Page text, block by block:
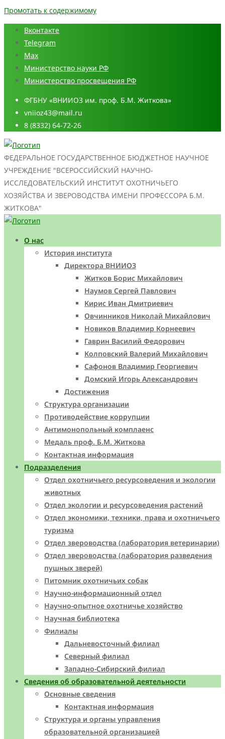
Промотать к содержимому
Вконтакте
Telegram
Max
Министерство науки РФ
Министерство просвещения РФ
ФГБНУ «ВНИИОЗ им. проф. Б.М. Житкова»
vniioz43@mail.ru
8 (8332) 64-72-26
ФЕДЕРАЛЬНОЕ ГОСУДАРСТВЕННОЕ БЮДЖЕТНОЕ НАУЧНОЕ
УЧРЕЖДЕНИЕ "ВСЕРОССИЙСКИЙ НАУЧНО-
ИССЛЕДОВАТЕЛЬСКИЙ ИНСТИТУТ ОХОТНИЧЬЕГО
ХОЗЯЙСТВА И ЗВЕРОВОДСТВА ИМЕНИ ПРОФЕССОРА Б.М.
ЖИТКОВА"
О нас
История института
Директора ВНИИОЗ
Житков Борис Михайлович
Наумов Сергей Павлович
Кирис Иван Дмитриевич
Овчинников Николай Михайлович
Новиков Владимир Корнеевич
Гаврин Василий Федорович
Колповский Валерий Михайлович
Сафонов Владимир Георгиевич
Домский Игорь Александрович
Достижения
Структура организации
Противодействие коррупции
Антимонопольный комплаенс
Медаль проф. Б.М. Житкова
Контактная информация
Подразделения
Отдел охотничьего ресурсоведения и экологии
животных
Отдел экологии и ресурсоведения растений
Отдел экономики, техники, права и охотничьего
туризма
Отдел звероводства (лаборатория ветеринарии)
Отдел звероводства (лаборатория разведения
пушных зверей)
Питомник охотничьих собак
Научно-информационный отдел
Научно-опытное охотничье хозяйство
Научная библиотека
Филиалы
Дальневосточный филиал
Северный филиал
Западно-Cибирский филиал
Сведения об образовательной деятельности
Основные сведения
Контактная информация
Структура и органы управления
образовательной организацией